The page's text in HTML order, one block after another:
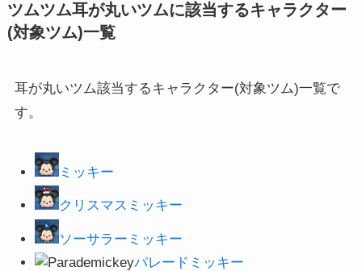
ツムツム耳が丸いツムに該当するキャラクター
(対象ツム)一覧
耳が丸いツム該当するキャラクター(対象ツム)一覧で
す。
ミッキー
クリスマスミッキー
ソーサラーミッキー
パレードミッキー